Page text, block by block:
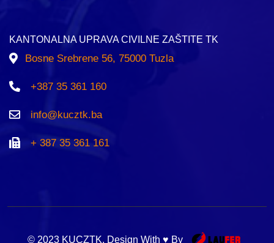
KANTONALNA UPRAVA CIVILNE ZAŠTITE TK
Bosne Srebrene 56, 75000 Tuzla
+387 35 361 160
info@kucztk.ba
+ 387 35 361 161
© 2023 KUCZTK. Design With ♥ By